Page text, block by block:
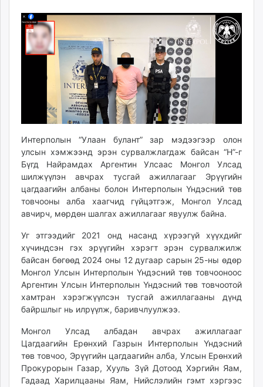
mnb.mn
Livetv.mn
Eguur.mn
shuud.mn
ergelt.mn
zarig.mn
today.mn
zuv.mn
mminfo.mn
ugluu.mn
urlag.mn
unen.mn
shudarga.mn
shuurhai.mn
unuudur.mn
isee.mn
mglradio.com
fact.mn
itoim.mn
tumen.mn
shuum.mn
times.mn
Интерполын “Улаан булант” зар мэдээгээр олон
улсын хэмжээнд эрэн сурвалжлагдаж байсан “Н”-г
Бүгд Найрамдах Аргентин Улсаас Монгол Улсад
шилжүүлэн авчрах тусгай ажиллагааг Эрүүгийн
цагдаагийн албаны болон Интерполын Үндэсний төв
товчооны алба хаагчид гүйцэтгэж, Монгол Улсад
авчирч, мөрдөн шалгах ажиллагааг явуулж байна.
Уг этгээдийг 2021 онд насанд хүрээгүй хүүхдийг
хүчиндсэн гэх эрүүгийн хэрэгт эрэн сурвалжилж
байсан бөгөөд 2024 оны 12 дугаар сарын 25-ны өдөр
Монгол Улсын Интерполын Үндэсний төв товчооноос
Аргентин Улсын Интерполын Үндэсний төв товчоотой
хамтран хэрэгжүүлсэн тусгай ажиллагааны дүнд
байршлыг нь илрүүлж, баривчлуулжээ.
Монгол Улсад албадан авчрах ажиллагааг
Цагдаагийн Ерөнхий Газрын Интерполын Үндэсний
төв товчоо, Эрүүгийн цагдаагийн алба, Улсын Ерөнхий
Прокурорын Газар, Хууль Зүй Дотоод Хэргийн Яам,
Гадаад Харилцааны Яам, Нийслэлийн гэмт хэргээс